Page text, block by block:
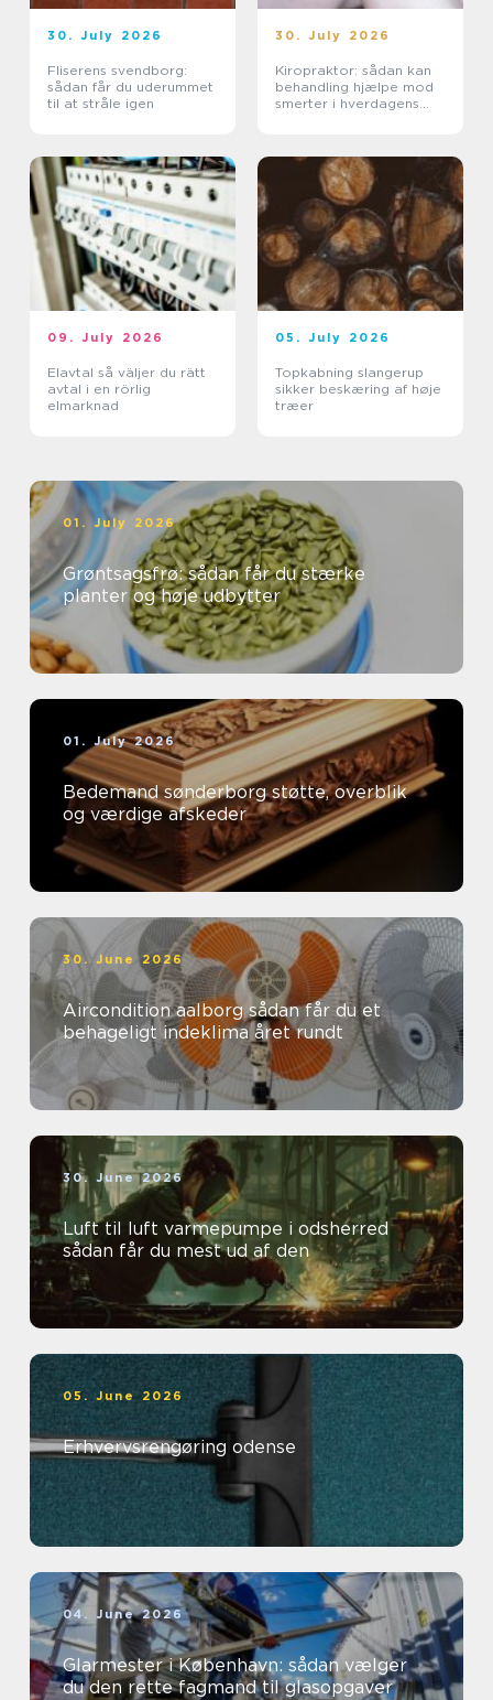
30. July 2026
Fliserens svendborg:
sådan får du uderummet
til at stråle igen
30. July 2026
Kiropraktor: sådan kan
behandling hjælpe mod
smerter i hverdagens
09. July 2026
Elavtal så väljer du rätt
avtal i en rörlig
elmarknad
05. July 2026
Topkabning slangerup
sikker beskæring af høje
træer
01. July 2026
Grøntsagsfrø: sådan får du stærke
planter og høje udbytter
01. July 2026
Bedemand sønderborg støtte, overblik
og værdige afskeder
30. June 2026
Aircondition aalborg sådan får du et
behageligt indeklima året rundt
30. June 2026
Luft til luft varmepumpe i odsherred
sådan får du mest ud af den
05. June 2026
Erhvervsrengøring odense
04. June 2026
Glarmester i København: sådan vælger
du den rette fagmand til glasopgaver